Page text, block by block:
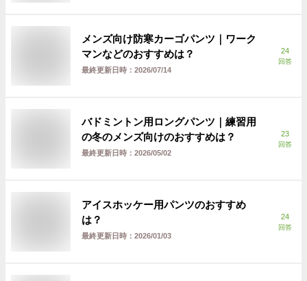
メンズ向け防寒カーゴパンツ｜ワーク
マンなどのおすすめは？
最終更新日時： 2026/07/14
24
回答
バドミントン用ロングパンツ｜練習用
の冬のメンズ向けのおすすめは？
最終更新日時： 2026/05/02
23
回答
アイスホッケー用パンツのおすすめ
は？
最終更新日時： 2026/01/03
24
回答